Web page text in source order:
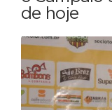
de hoje